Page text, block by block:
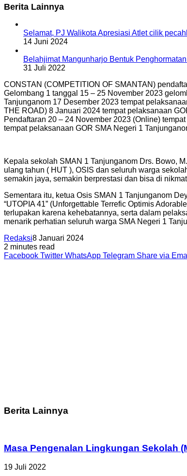
Berita Lainnya
Selamat, PJ Walikota Apresiasi Atlet cilik
14 Juni 2024
Belahjimat Mangunharjo Bentuk
31 Juli 2022
CONSTAN (COMPETITION OF SMANTAN)
Gelombang 1 tanggal 15 – 25 November 2023
Tanjunganom 17 Desember 2023 tempat
THE ROAD) 8 Januari 2024 tempat pelaksanaan
Pendaftaran 20 – 24 November 2023 (Online)
tempat pelaksanaan GOR SMA Negeri 1
Kepala sekolah SMAN 1 Tanjunganom Drs. Bowo,
ulang tahun ( HUT ), OSIS dan seluruh warga
semakin jaya, semakin berprestasi dan bisa di
Sementara itu, ketua Osis SMAN 1 Tanjunganom
“UTOPIA 41” (Unforgettable Terrefic Optimis
terlupakan karena kehebatannya, serta dalam
menarik perhatian seluruh warga SMA Negeri 1
Redaksi8 Januari 2024
2 minutes read
Facebook Twitter WhatsApp Telegram Share via
Berita Lainnya
Masa Pengenalan Lingkungan Sekolah
19 Juli 2022